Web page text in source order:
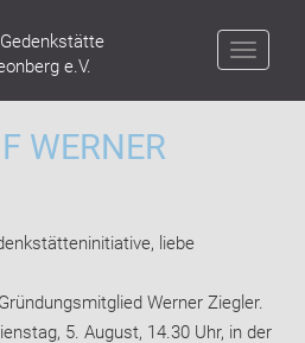
e.V.
NAV
WERNER
liebe
Werner Ziegler.
5. August, 14.30 Uhr, in der